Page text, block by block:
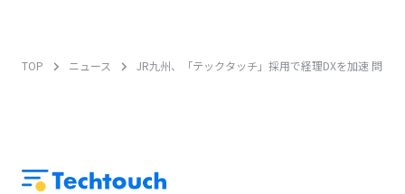
TOP ニュース JR九州、「テックタッチ」採用で経理DXを加速 問い